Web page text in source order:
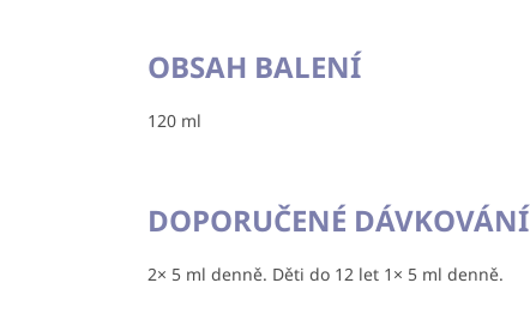
OBSAH BALENÍ
120 ml
DOPORUČENÉ DÁVKOVÁNÍ
2× 5 ml denně. Děti do 12 let 1× 5 ml denně.